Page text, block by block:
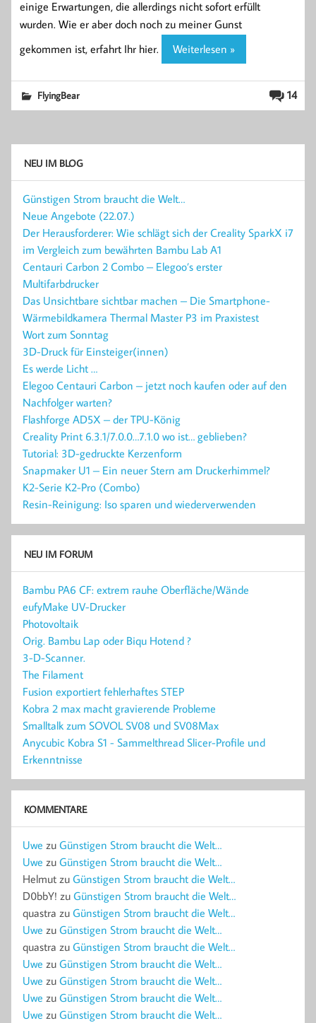
einige Erwartungen, die allerdings nicht sofort erfüllt
wurden. Wie er aber doch noch zu meiner Gunst
gekommen ist, erfahrt Ihr hier.
Weiterlesen »
14
FlyingBear
NEU IM BLOG
Günstigen Strom braucht die Welt…
Neue Angebote (22.07.)
Der Herausforderer: Wie schlägt sich der Creality SparkX i7
im Vergleich zum bewährten Bambu Lab A1
Centauri Carbon 2 Combo – Elegoo’s erster
Multifarbdrucker
Das Unsichtbare sichtbar machen – Die Smartphone-
Wärmebildkamera Thermal Master P3 im Praxistest
Wort zum Sonntag
3D-Druck für Einsteiger(innen)
Es werde Licht …
Elegoo Centauri Carbon – jetzt noch kaufen oder auf den
Nachfolger warten?
Flashforge AD5X – der TPU-König
Creality Print 6.3.1/7.0.0…7.1.0 wo ist… geblieben?
Tutorial: 3D-gedruckte Kerzenform
Snapmaker U1 – Ein neuer Stern am Druckerhimmel?
K2-Serie K2-Pro (Combo)
Resin-Reinigung: Iso sparen und wiederverwenden
NEU IM FORUM
Bambu PA6 CF: extrem rauhe Oberfläche/Wände
eufyMake UV-Drucker
Photovoltaik
Orig. Bambu Lap oder Biqu Hotend ?
3-D-Scanner.
The Filament
Fusion exportiert fehlerhaftes STEP
Kobra 2 max macht gravierende Probleme
Smalltalk zum SOVOL SV08 und SV08Max
Anycubic Kobra S1 - Sammelthread Slicer-Profile und
Erkenntnisse
KOMMENTARE
Uwe zu Günstigen Strom braucht die Welt…
Uwe zu Günstigen Strom braucht die Welt…
Helmut zu Günstigen Strom braucht die Welt…
D0bbY! zu Günstigen Strom braucht die Welt…
quastra zu Günstigen Strom braucht die Welt…
Uwe zu Günstigen Strom braucht die Welt…
quastra zu Günstigen Strom braucht die Welt…
Uwe zu Günstigen Strom braucht die Welt…
Uwe zu Günstigen Strom braucht die Welt…
Uwe zu Günstigen Strom braucht die Welt…
Uwe zu Günstigen Strom braucht die Welt…